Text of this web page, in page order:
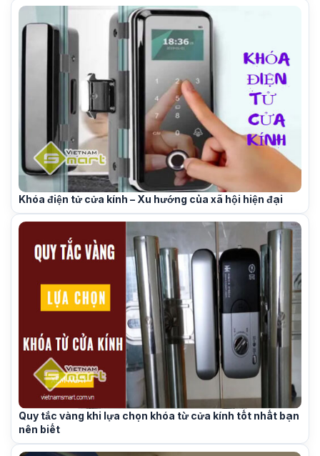
Khóa điện tử cửa kính – Xu hướng của xã hội hiện đại
Quy tắc vàng khi lựa chọn khóa từ cửa kính tốt nhất bạn
nên biết